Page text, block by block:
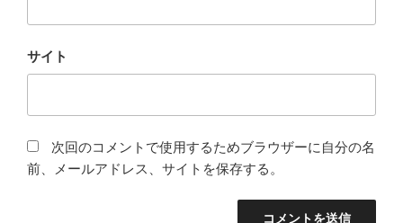
サイト
次回のコメントで使用するためブラウザーに自分の名
前、メールアドレス、サイトを保存する。